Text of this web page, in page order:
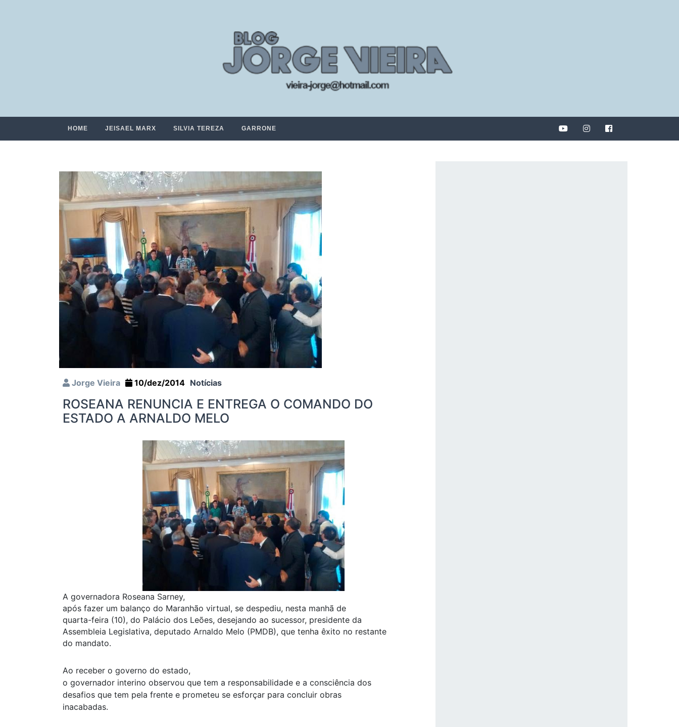
HOME JEISAEL MARX SILVIA TEREZA GARRONE
Jorge Vieira 10/dez/2014 Notícias
ROSEANA RENUNCIA E ENTREGA O COMANDO DO
ESTADO A ARNALDO MELO
A governadora Roseana Sarney,
após fazer um balanço do Maranhão virtual, se despediu, nesta manhã de
quarta-feira (10), do Palácio dos Leões, desejando ao sucessor, presidente da
Assembleia Legislativa, deputado Arnaldo Melo (PMDB), que tenha êxito no restante
do mandato.
Ao receber o governo do estado,
o governador interino observou que tem a responsabilidade e a consciência dos
desafios que tem pela frente e prometeu se esforçar para concluir obras
inacabadas.